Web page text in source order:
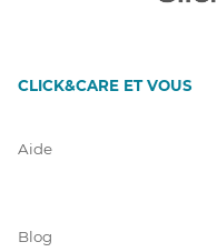
CLICK&CARE ET VOUS
Aide
Blog